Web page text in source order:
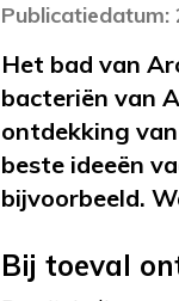
Het bad van
bacteriën van
ontdekking
beste ideeën
bijvoorbeeld.
Bij toeval